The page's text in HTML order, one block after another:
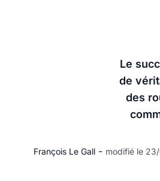
Le
de
des
François Le Gall - modifié le